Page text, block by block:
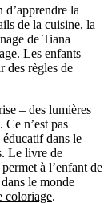
la
de la cuisine, la
de Tiana
Les enfants
des règles de
– des lumières
n’est pas
dans le
Le livre de
à l’enfant de
le monde
coloriage.